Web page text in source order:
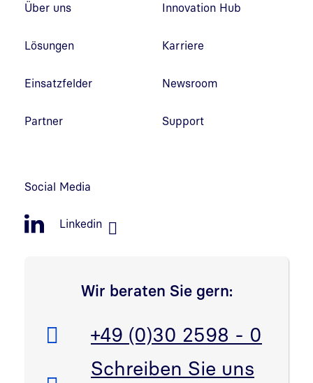
Über uns
Lösungen
Einsatzfelder
Partner
Innovation Hub
Karriere
Newsroom
Support
Social Media
Linkedin
Wir beraten Sie gern:
Telefon:
+49 (0)30 2598 - 0
E-Mail:
Schreiben Sie uns